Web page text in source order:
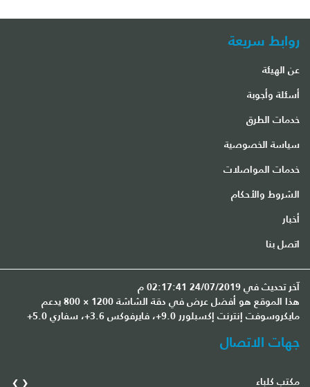
روابط سريعة
عن الهيئة
أسئلة وأجوبة
خدمات الطرق
سياسة الخصوصية
خدمات المواصلات
الشروط والأحكام
أخبار
اتصل بنا
آخر تحديث في 24/07/2019 02:17:41 م
هذا الموقع هو أفضل عرض في دقة الشاشة 1200 × 800 يدعم
مايكروسوفت إنترنت إكسبلورر 9.0+، فايرفوكس 3.6+، سفاري 5.0+
جهات الاتصال
مكتب كلباء